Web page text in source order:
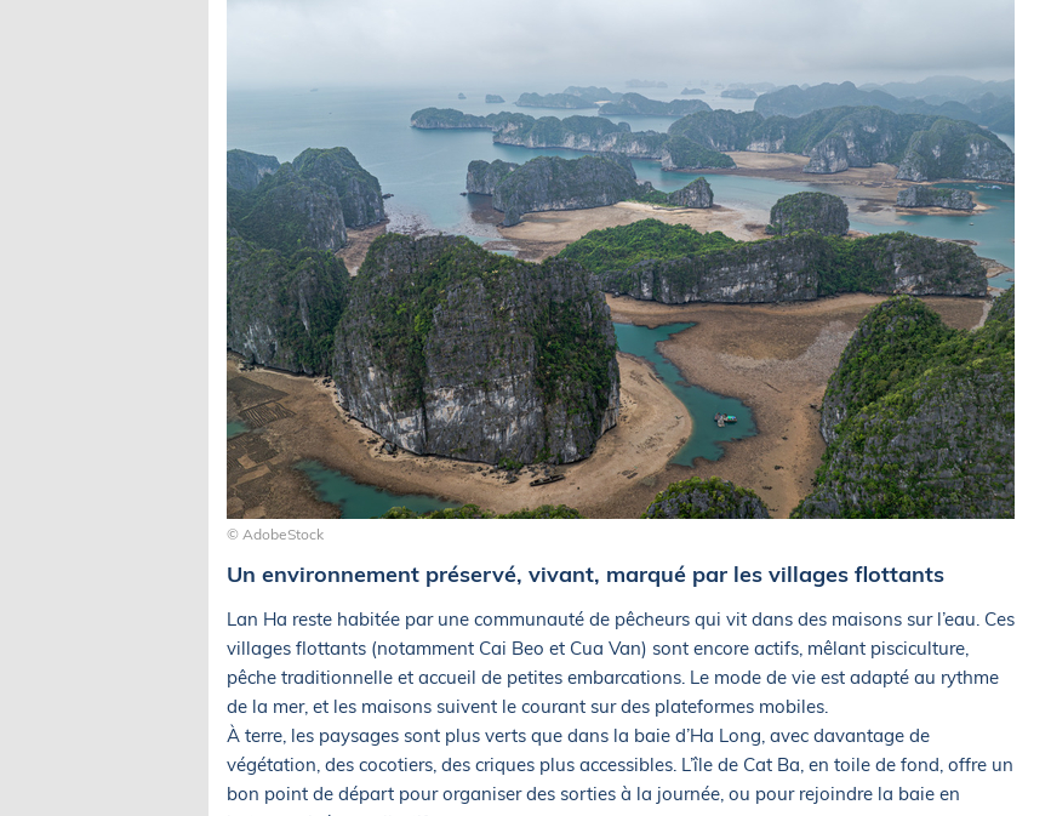
© AdobeStock
Un environnement préservé, vivant, marqué par les villages flottants
Lan Ha reste habitée par une communauté de pêcheurs qui vit dans des maisons sur l’eau. Ces
villages flottants (notamment Cai Beo et Cua Van) sont encore actifs, mêlant pisciculture,
pêche traditionnelle et accueil de petites embarcations. Le mode de vie est adapté au rythme
de la mer, et les maisons suivent le courant sur des plateformes mobiles.
À terre, les paysages sont plus verts que dans la baie d’Ha Long, avec davantage de
végétation, des cocotiers, des criques plus accessibles. L’île de Cat Ba, en toile de fond, offre un
bon point de départ pour organiser des sorties à la journée, ou pour rejoindre la baie en